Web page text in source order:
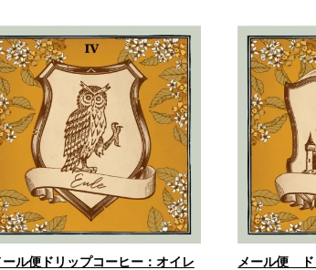
ール便ドリップコーヒー：オイレ
メール便 ド